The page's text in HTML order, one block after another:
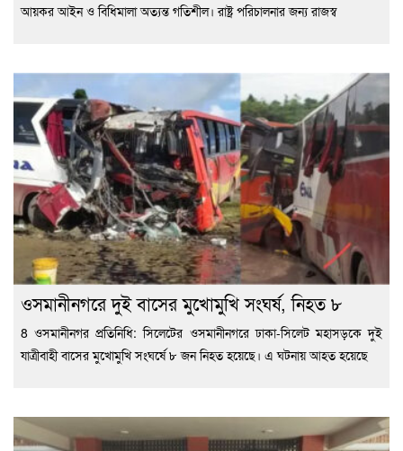
আয়কর আইন ও বিধিমালা অত্যন্ত গতিশীল। রাষ্ট্র পরিচালনার জন্য রাজস্ব
ওসমানীনগরে দুই বাসের মুখোমুখি সংঘর্ষ, নিহত ৮
8 ওসমানীনগর প্রতিনিধি: সিলেটের ওসমানীনগরে ঢাকা-সিলেট মহাসড়কে দুই
যাত্রীবাহী বাসের মুখোমুখি সংঘর্ষে ৮ জন নিহত হয়েছে। এ ঘটনায় আহত হয়েছে